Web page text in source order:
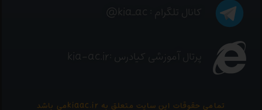
کانال تلگرام : kia_ac@
پرتال آموزشی کیادرس :kia-ac.ir
تمامی حقوقات این سایت متعلق به kiaac.irمی باشد